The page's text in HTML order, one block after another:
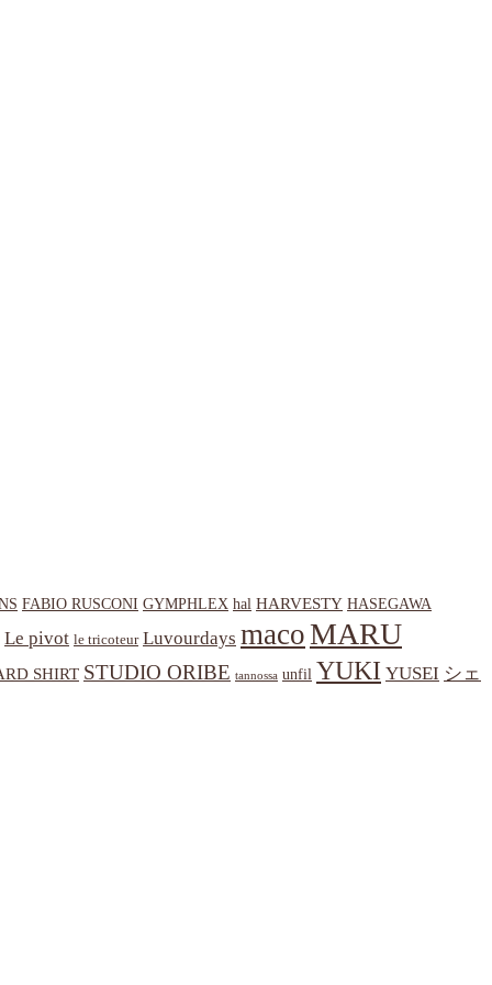
FABIO RUSCONI GYMPHLEX hal HARVESTY HASEGAWA
Le pivot le tricoteur Luvourdays macoMARU
SHIRT STUDIO ORIBE tannossa unfil YUKI YUSEI シェ